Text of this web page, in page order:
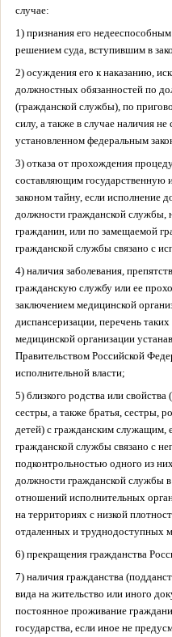
случае:
1) признания его
решением суда, вступившим в
2) осуждения его к наказанию,
должностных обязанностей по
(гражданской службы), по
силу, а также в случае наличия
установленном федеральным
3) отказа от прохождения
составляющим
законом тайну, если исполнение
должности гражданской службы,
гражданин, или по замещаемой
гражданской службы связано с
4) наличия заболевания,
гражданскую службу или ее
заключением медицинской
диспансеризации, перечень
медицинской организации
Правительством Российской
исполнительной власти;
5) близкого родства или
сестры, а также братья, сестры,
детей) с гражданским служащим,
гражданской службы связано с
подконтрольностью одного из
должности гражданской службы
отношений исполнительных
на территориях с низкой
отдаленных и труднодоступных
6) прекращения гражданства
7) наличия гражданства
вида на жительство или иного
постоянное проживание
государства, если иное не